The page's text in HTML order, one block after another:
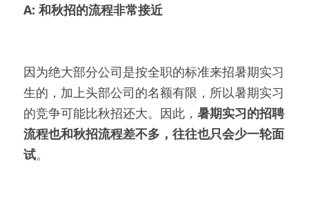
A: 和秋招的流程非常接近
因为绝大部分公司是按全职的标准来招暑期实习
生的，加上头部公司的名额有限，所以暑期实习
的竞争可能比秋招还大。因此， 暑期实习的招聘
流程也和秋招流程差不多，往往也只会少一轮面
试。